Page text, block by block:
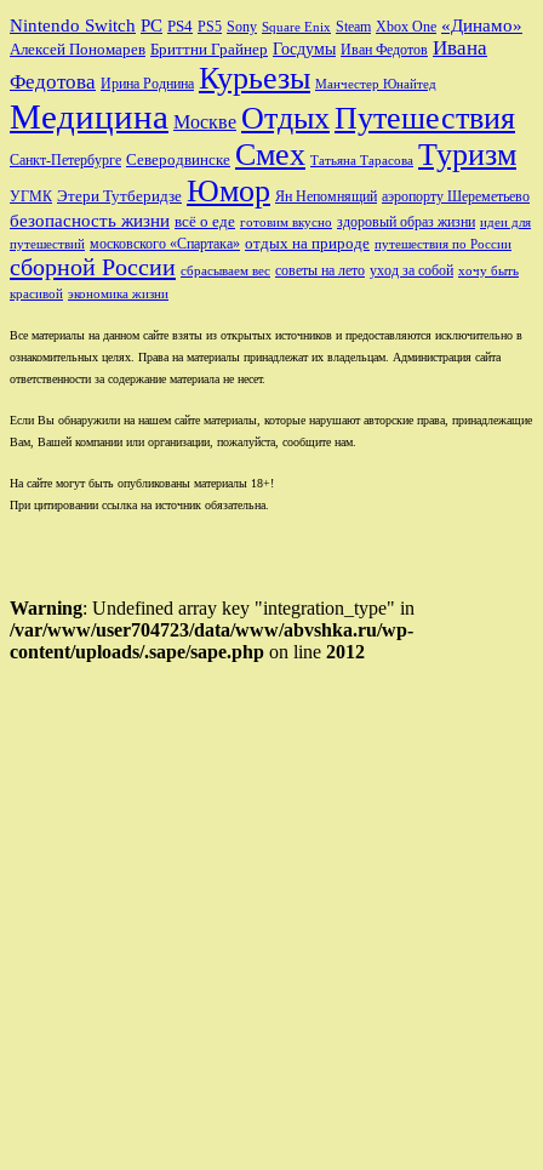
Nintendo Switch PC PS4 PS5 Sony Square Enix Steam Xbox One «Динамо»
Алексей Пономарев Бриттни Грайнер Госдумы Иван Федотов Ивана
Федотова Ирина Роднина Курьезы Манчестер Юнайтед
Медицина Москве ОтдыхПутешествия
Санкт-Петербурге Северодвинске Смех Татьяна Тарасова Туризм
УГМК Этери Тутберидзе Юмор Ян Непомнящий аэропорту Шереметьево
безопасность жизни всё о еде готовим вкусно здоровый образ жизни идеи для
путешествий московского «Спартака» отдых на природе путешествия по России
сборной России сбрасываем вес советы на лето уход за собой хочу быть
красивой экономика жизни
Все материалы на данном сайте взяты из открытых источников и предоставляются исключительно в
ознакомительных целях. Права на материалы принадлежат их владельцам. Администрация сайта
ответственности за содержание материала не несет.
Если Вы обнаружили на нашем сайте материалы, которые нарушают авторские права, принадлежащие
Вам, Вашей компании или организации, пожалуйста, сообщите нам.
На сайте могут быть опубликованы материалы 18+!
При цитировании ссылка на источник обязательна.
Warning: Undefined array key "integration_type" in
/var/www/user704723/data/www/abvshka.ru/wp-
content/uploads/.sape/sape.php on line 2012